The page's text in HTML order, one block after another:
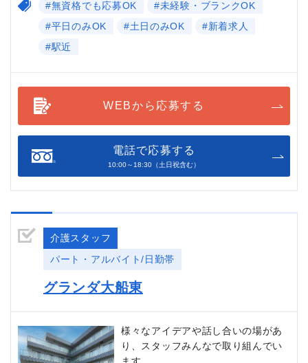
#無資格でも応募OK
#未経験・ブランクOK
#平日のみOK
#土日のみOK
#新着求人
#駅近
WEBから応募する
電話で応募する
10:00～18:30（土日祝含む）
介護スタッフ
パート・アルバイト/日勤帯
グランダ大船東
様々なアイデアや話し合いの場があ
り、スタッフみんなで取り組んでい
ます